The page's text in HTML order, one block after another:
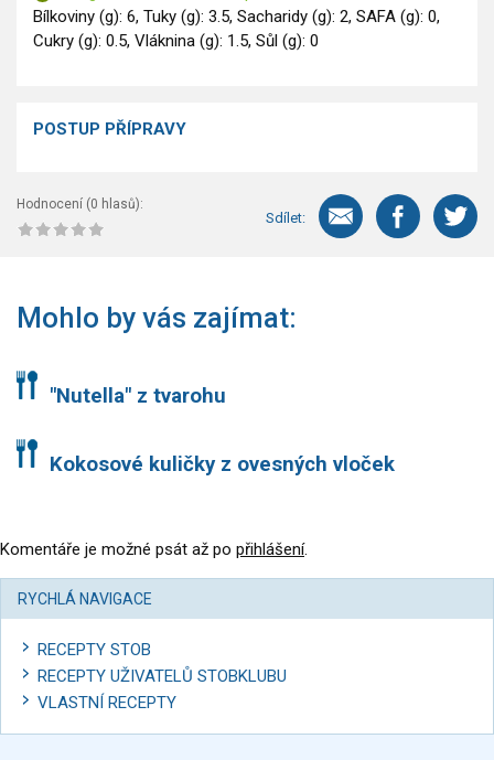
Bílkoviny (g): 6, Tuky (g): 3.5, Sacharidy (g): 2, SAFA (g): 0,
Cukry (g): 0.5, Vláknina (g): 1.5, Sůl (g): 0
POSTUP PŘÍPRAVY
Hodnocení (0 hlasů):
Sdílet:
Mohlo by vás zajímat:
"Nutella" z tvarohu
Kokosové kuličky z ovesných vloček
Komentáře je možné psát až po přihlášení.
RYCHLÁ NAVIGACE
RECEPTY STOB
RECEPTY UŽIVATELŮ STOBKLUBU
VLASTNÍ RECEPTY